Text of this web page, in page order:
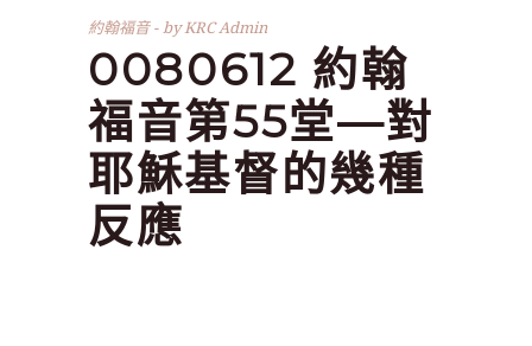
約翰福音 byKRC Admin
0080612 約翰
福音第55堂—對
耶穌基督的幾種
反應